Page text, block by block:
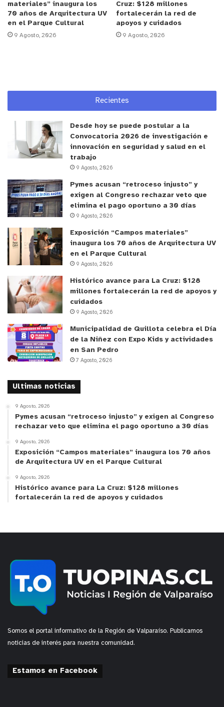
materiales” inaugura los
70 años de Arquitectura UV
en el Parque Cultural
9 Agosto, 2026
Cruz: $128 millones
fortalecerán la red de
apoyos y cuidados
9 Agosto, 2026
Recientes
Desde hoy se puede postular a la
Convocatoria 2026 de investigación e
innovación en seguridad y salud en el
trabajo
9 Agosto, 2026
Pymes acusan “retroceso injusto” y
exigen al Congreso rechazar veto que
elimina el pago oportuno a 30 días
9 Agosto, 2026
Exposición “Campos materiales”
inaugura los 70 años de Arquitectura UV
en el Parque Cultural
9 Agosto, 2026
Histórico avance para La Cruz: $128
millones fortalecerán la red de apoyos y
cuidados
9 Agosto, 2026
Municipalidad de Quillota celebra el Día
de la Niñez con Expo Kids y actividades
en San Pedro
7 Agosto, 2026
Ultimas noticias
9 Agosto, 2026
Pymes acusan “retroceso injusto” y exigen al Congreso
rechazar veto que elimina el pago oportuno a 30 días
9 Agosto, 2026
Exposición “Campos materiales” inaugura los 70 años
de Arquitectura UV en el Parque Cultural
9 Agosto, 2026
Histórico avance para La Cruz: $128 millones
fortalecerán la red de apoyos y cuidados
Somos el portal informativo de la Región de Valparaíso. Publicamos
noticias de interés para nuestra comunidad.
Estamos en Facebook